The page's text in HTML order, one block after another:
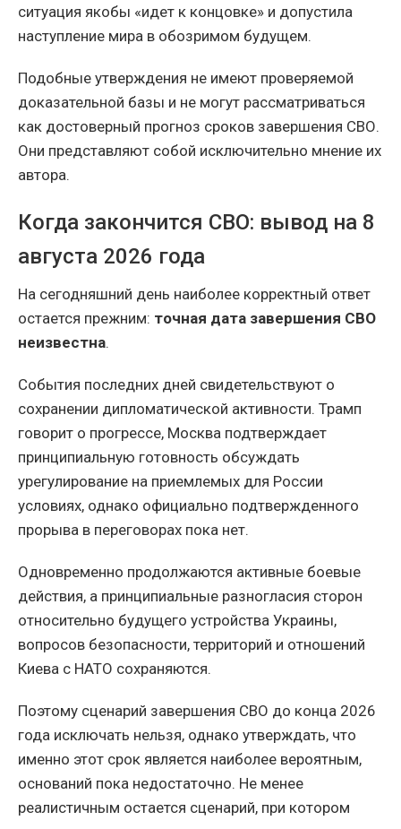
ситуация якобы «идет к концовке» и допустила
наступление мира в обозримом будущем.
Подобные утверждения не имеют проверяемой
доказательной базы и не могут рассматриваться
как достоверный прогноз сроков завершения СВО.
Они представляют собой исключительно мнение их
автора.
Когда закончится СВО: вывод на 8
августа 2026 года
На сегодняшний день наиболее корректный ответ
остается прежним: точная дата завершения СВО
неизвестна.
События последних дней свидетельствуют о
сохранении дипломатической активности. Трамп
говорит о прогрессе, Москва подтверждает
принципиальную готовность обсуждать
урегулирование на приемлемых для России
условиях, однако официально подтвержденного
прорыва в переговорах пока нет.
Одновременно продолжаются активные боевые
действия, а принципиальные разногласия сторон
относительно будущего устройства Украины,
вопросов безопасности, территорий и отношений
Киева с НАТО сохраняются.
Поэтому сценарий завершения СВО до конца 2026
года исключать нельзя, однако утверждать, что
именно этот срок является наиболее вероятным,
оснований пока недостаточно. Не менее
реалистичным остается сценарий, при котором